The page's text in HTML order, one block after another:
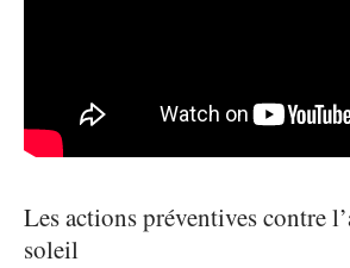
Les actions préventives contre
soleil